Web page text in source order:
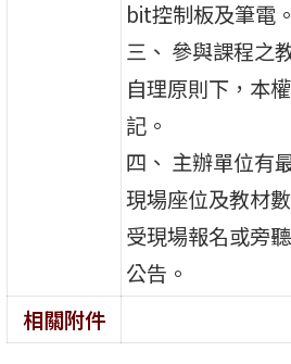
bit控制板及筆電。
三、 參與課程之
自理原則下，本
記。
四、 主辦單位有
現場座位及教材
受現場報名或旁
公告。
相關附件